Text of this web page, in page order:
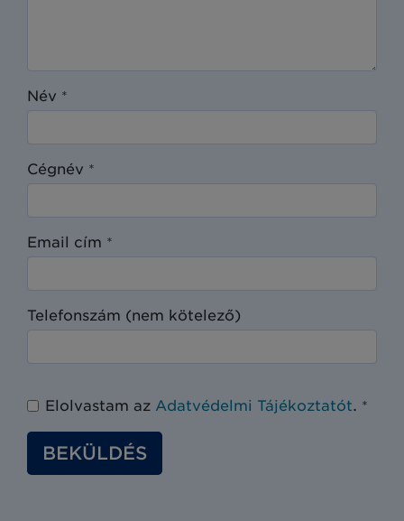
Név *
Cégnév *
Email cím *
Telefonszám (nem kötelező)
Elolvastam az Adatvédelmi Tájékoztatót. *
BEKÜLDÉS